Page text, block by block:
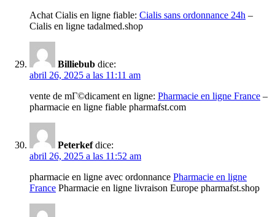
Achat Cialis en ligne fiable: Cialis sans ordonnance 24h –
Cialis en ligne tadalmed.shop
Billiebub dice:
abril 26, 2025 a las 11:11 am
vente de mГ©dicament en ligne: Pharmacie en ligne France –
pharmacie en ligne fiable pharmafst.com
Peterkef dice:
abril 26, 2025 a las 11:52 am
pharmacie en ligne avec ordonnance Pharmacie en ligne
France Pharmacie en ligne livraison Europe pharmafst.shop